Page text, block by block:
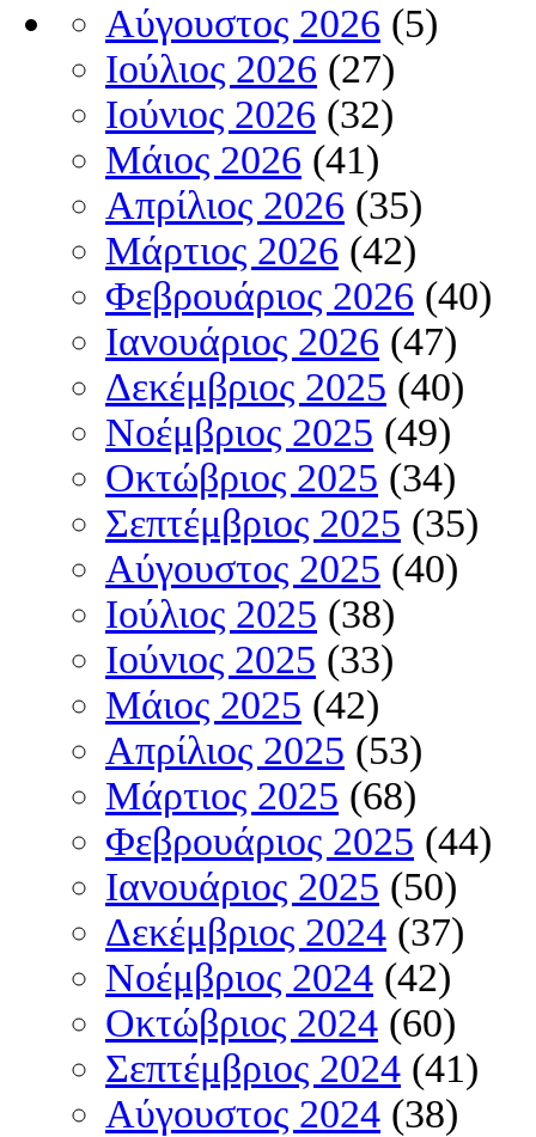
Αύγουστος 2026 (5)
Ιούλιος 2026 (27)
Ιούνιος 2026 (32)
Μάιος 2026 (41)
Απρίλιος 2026 (35)
Μάρτιος 2026 (42)
Φεβρουάριος 2026 (40)
Ιανουάριος 2026 (47)
Δεκέμβριος 2025 (40)
Νοέμβριος 2025 (49)
Οκτώβριος 2025 (34)
Σεπτέμβριος 2025 (35)
Αύγουστος 2025 (40)
Ιούλιος 2025 (38)
Ιούνιος 2025 (33)
Μάιος 2025 (42)
Απρίλιος 2025 (53)
Μάρτιος 2025 (68)
Φεβρουάριος 2025 (44)
Ιανουάριος 2025 (50)
Δεκέμβριος 2024 (37)
Νοέμβριος 2024 (42)
Οκτώβριος 2024 (60)
Σεπτέμβριος 2024 (41)
Αύγουστος 2024 (38)